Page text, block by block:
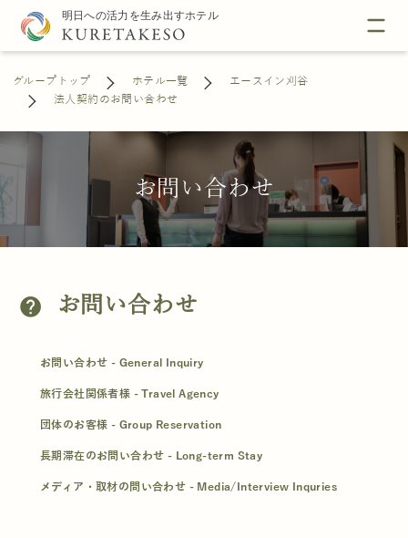
グループトップ ホテル一覧
エースイン刈谷
法人契約のお問い合わせ
お問い合わせ
help お問い合わせ
お問い合わせ - General Inquiry
旅行会社関係者様 - Travel Agency
団体のお客様 - Group Reservation
長期滞在のお問い合わせ - Long-term Stay
メディア・取材の問い合わせ - Media/Interview Inquries